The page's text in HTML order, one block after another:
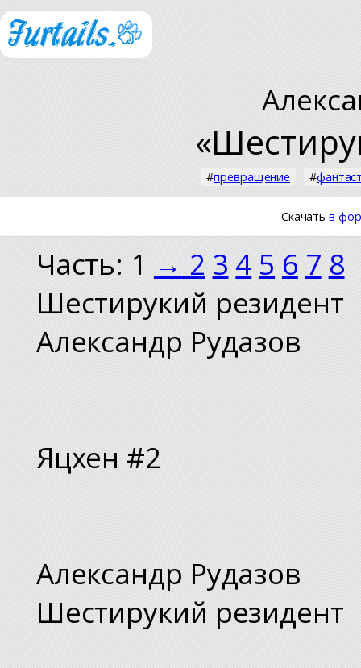
#превращение #
Скачатьв
Часть: 1 → 2 3 4 5 6 7 8
Шестирукий резидент
Александр Рудазов
Яцхен #2
Александр Рудазов
Шестирукий резидент